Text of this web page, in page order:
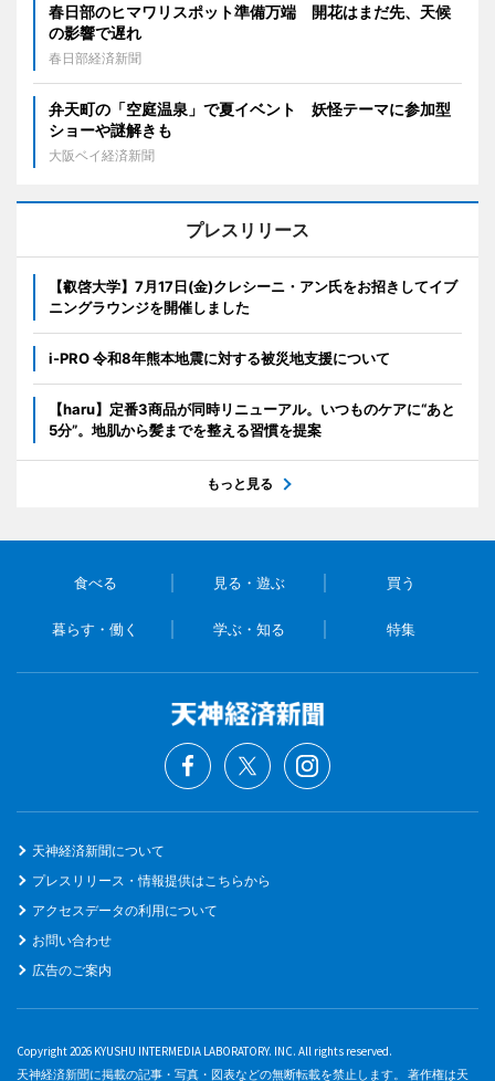
春日部のヒマワリスポット準備万端 開花はまだ先、天候
の影響で遅れ
春日部経済新聞
弁天町の「空庭温泉」で夏イベント 妖怪テーマに参加型
ショーや謎解きも
大阪ベイ経済新聞
プレスリリース
【叡啓大学】7月17日(金)クレシーニ・アン氏をお招きしてイブ
ニングラウンジを開催しました
i-PRO 令和8年熊本地震に対する被災地支援について
【haru】定番3商品が同時リニューアル。いつものケアに“あと
5分”。地肌から髪までを整える習慣を提案
もっと見る
食べる 見る・遊ぶ 買う
暮らす・働く 学ぶ・知る 特集
天神経済新聞について
プレスリリース・情報提供はこちらから
アクセスデータの利用について
お問い合わせ
広告のご案内
Copyright 2026 KYUSHU INTERMEDIA LABORATORY. INC. All rights reserved.
天神経済新聞に掲載の記事・写真・図表などの無断転載を禁止します。 著作権は天